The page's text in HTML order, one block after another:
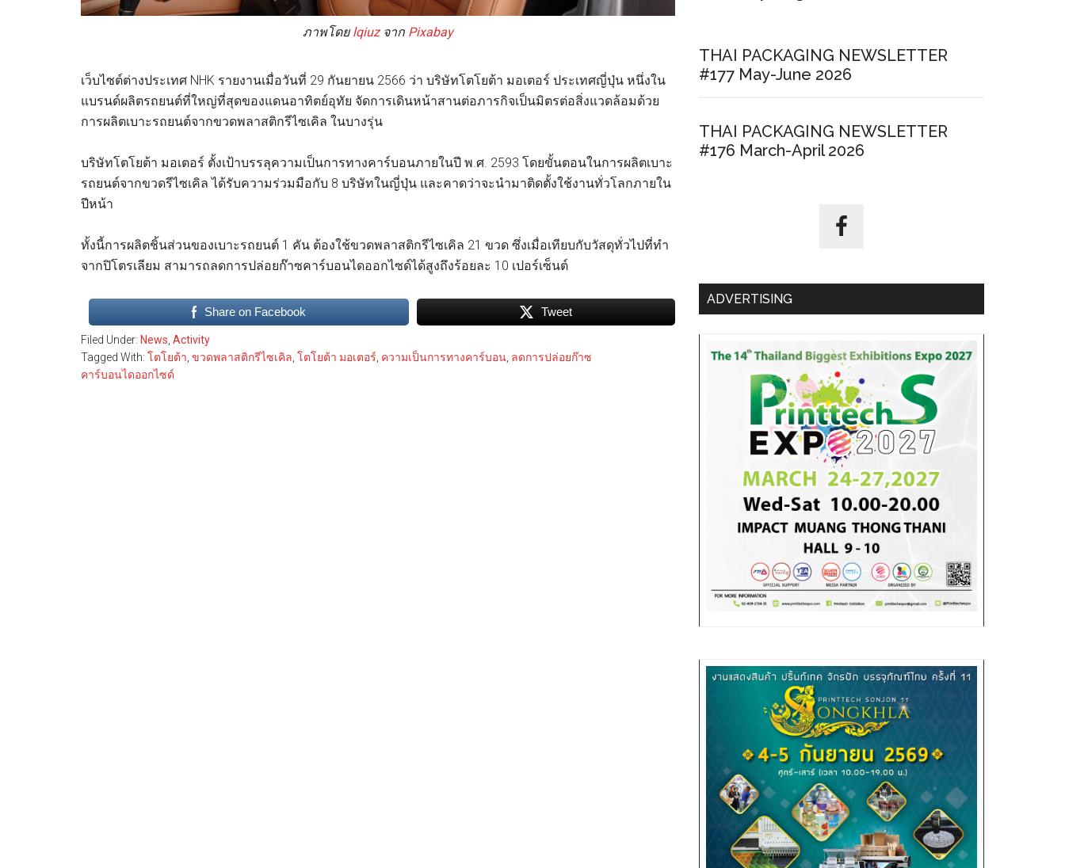
ภาพโดยlqiuzจาก Pixabay
เว็บไซต์ต่างประเทศ NHK รายงานเมื่อวันที่ 29 กันยายน 2566 ว่า บริษัทโตโยต้า มอเตอร์ ประเทศญี่ปุ่น หนึ่งใน
แบรนด์ผลิตรถยนต์ที่ใหญ่ที่สุดของแดนอาทิตย์อุทัย จัดการเดินหน้าสานต่อภารกิจเป็นมิตรต่อสิ่งแวดล้อมด้วย
การผลิตเบาะรถยนต์จากขวดพลาสติกรีไซเคิล ในบางรุ่น
บริษัทโตโยต้า มอเตอร์ ตั้งเป้าบรรลุความเป็นการทางคาร์บอนภายในปี พ.ศ. 2593 โดยขั้นตอนในการผลิตเบาะ
รถยนต์จากขวดรีไซเคิล ได้รับความร่วมมือกับ 8 บริษัทในญี่ปุ่น และคาดว่าจะนำมาติดตั้งใช้งานทั่วโลกภายใน
ปีหน้า
ทั้งนี้การผลิตชิ้นส่วนของเบาะรถยนต์ 1 คัน ต้องใช้ขวดพลาสติกรีไซเคิล 21 ขวด ซึ่งเมื่อเทียบกับวัสดุทั่วไปที่ทำ
จากปิโตรเลียม สามารถลดการปล่อยก๊าซคาร์บอนไดออกไซด์ได้สูงถึงร้อยละ 10 เปอร์เซ็นต์
Share on Facebook Tweet
Filed Under: News Activity
Tagged With: โตโยต้า ขวดพลาสติกรีไซเคิล โตโยต้า มอเตอร์ ความเป็นการทางคาร์บอน ลดการปล่อยก๊าซ
คาร์บอนไดออกไซด์
THAI PACKAGING NEWSLETTER
#177 May-June 2026
THAI PACKAGING NEWSLETTER
#176 March-April 2026
ADVERTISING